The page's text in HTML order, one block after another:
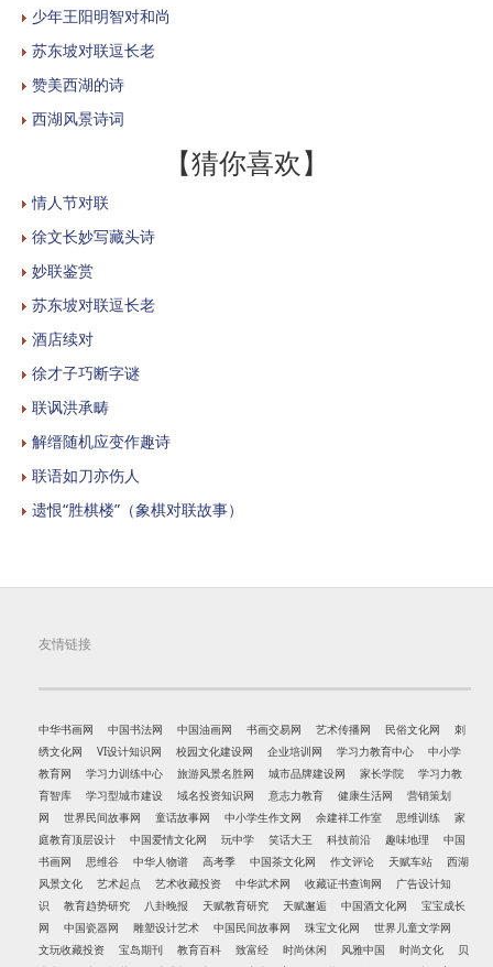
少年王阳明智对和尚
苏东坡对联逗长老
赞美西湖的诗
西湖风景诗词
【猜你喜欢】
情人节对联
徐文长妙写藏头诗
妙联鉴赏
苏东坡对联逗长老
酒店续对
徐才子巧断字谜
联讽洪承畴
解缙随机应变作趣诗
联语如刀亦伤人
遗恨“胜棋楼”（象棋对联故事）
友情链接
中华书画网 中国书法网 中国油画网 书画交易网 艺术传播网 民俗文化网
刺
绣文化网
VI设计知识网 校园文化建设网 企业培训网 学习力教育中心
中小学
教育网
学习力训练中心 旅游风景名胜网 城市品牌建设网 家长学院
学习力教
育智库
学习型城市建设 域名投资知识网 意志力教育 健康生活网
营销策划
网
世界民间故事网 童话故事网 中小学生作文网 余建祥工作室 思维训练
家
庭教育顶层设计
中国爱情文化网 玩中学 笑话大王 科技前沿 趣味地理
中国
书画网
思维谷 中华人物谱 高考季 中国茶文化网 作文评论 天赋车站
西湖
风景文化
艺术起点 艺术收藏投资 中华武术网 收藏证书查询网
广告设计知
识
教育趋势研究 八卦晚报 天赋教育研究 天赋邂逅 中国酒文化网
宝宝成长
网
中国瓷器网 雕塑设计艺术 中国民间故事网 珠宝文化网
世界儿童文学网
文玩收藏投资
宝岛期刊 教育百科 致富经 时尚休闲 风雅中国 时尚文化
贝